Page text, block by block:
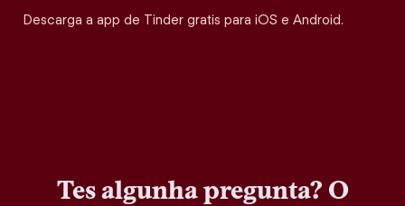
Descarga a app de Tinder gratis para iOS e Android.
Tes algunha pregunta? O